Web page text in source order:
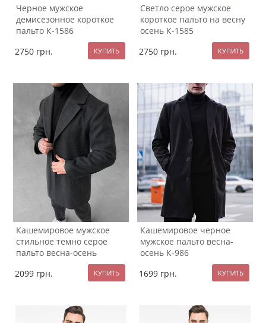
Черное мужское
демисезонное короткое
пальто К-1586
2750 грн.
Светло серое мужское
короткое пальто на весну
осень К-1585
2750 грн.
Кашемировое мужское
стильное темно серое
пальто весна-осень
2099 грн.
Кашемировое черное
мужское пальто весна-
осень К-986
1699 грн.